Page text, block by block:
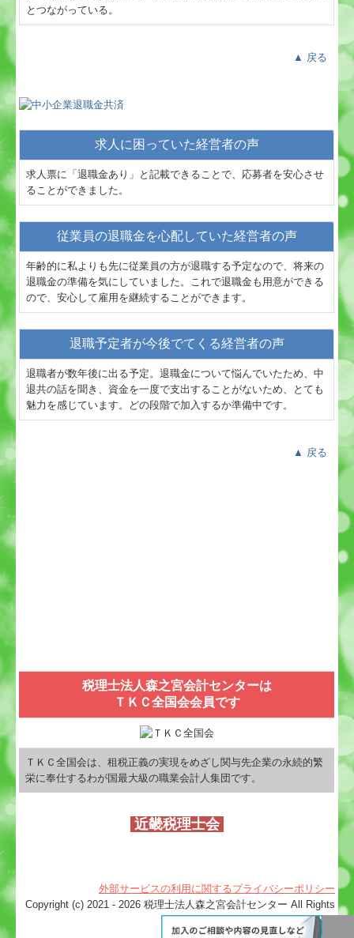
税理士法人森之宮会計センターは
ＴＫＣ全国会会員です
ＴＫＣ全国会は、租税正義の実現をめざし関与先企業の永続的繁
栄に奉仕するわが国最大級の職業会計人集団です。
近畿税理士会
とつながっている。
▲ 戻る
求人に困っていた経営者の声
求人票に「退職金あり」と記載できることで、応募者を安心させ
ることができました。
従業員の退職金を心配していた経営者の声
年齢的に私よりも先に従業員の方が退職する予定なので、将来の
退職金の準備を気にしていました。これで退職金も用意ができる
ので、安心して雇用を継続することができます。
退職予定者が今後でてくる経営者の声
退職者が数年後に出る予定。退職金について悩んでいたため、中
退共の話を聞き、資金を一度で支出することがないため、とても
魅力を感じています。どの段階で加入するか準備中です。
▲ 戻る
外部サービスの利用に関するプライバシーポリシー
Copyright (c) 2021 - 2026 税理士法人森之宮会計センター All Rights
Reserved.